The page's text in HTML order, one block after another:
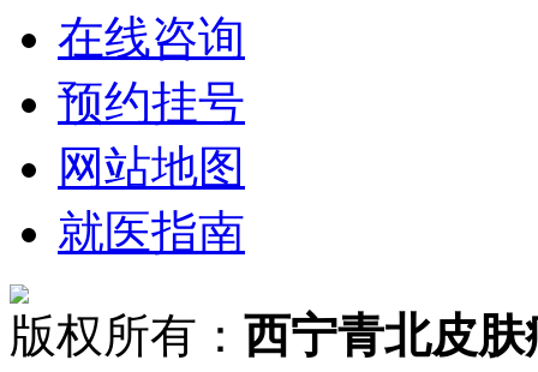
在线咨询
预约挂号
网站地图
就医指南
版权所有： 西宁青北皮肤